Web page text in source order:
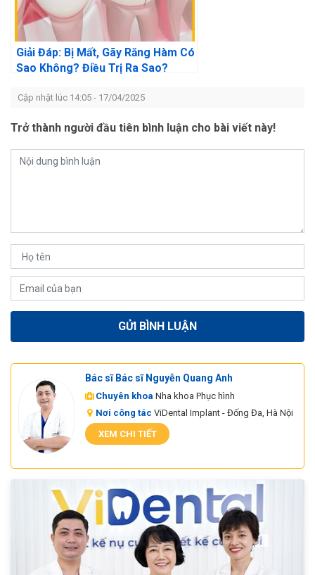
Giải Đáp: Bị Mất, Gãy Răng Hàm Có
Sao Không? Điều Trị Ra Sao?
Cập nhật lúc 14:05 - 17/04/2025
Trở thành người đầu tiên bình luận cho bài viết này!
Bác sĩ Bác sĩ Nguyễn Quang Anh
Chuyên khoa Nha khoa Phục hình
Nơi công tác ViDental Implant - Đống Đa, Hà Nội
XEM CHI TIẾT